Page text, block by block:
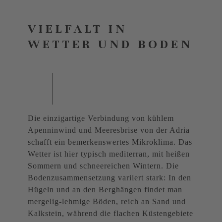
VIELFALT IN
WETTER UND BODEN
Die einzigartige Verbindung von kühlem
Apenninwind und Meeresbrise von der Adria
schafft ein bemerkenswertes Mikroklima. Das
Wetter ist hier typisch mediterran, mit heißen
Sommern und schneereichen Wintern. Die
Bodenzusammensetzung variiert stark: In den
Hügeln und an den Berghängen findet man
mergelig-lehmige Böden, reich an Sand und
Kalkstein, während die flachen Küstengebiete